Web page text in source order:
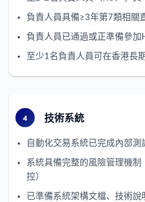
負責人員具備≥3年第7類相關
負責人員已通過或正準備參加
至少1名負責人員可在香港長
技術系統
自動化交易系統已完成內部測
系統具備完整的風險管理機
控）
已準備系統架構文檔、技術說